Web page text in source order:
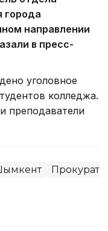
города
направлении
в пресс-
уголовное
колледжа.
преподаватели